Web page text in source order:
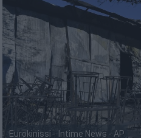
Eurokinissi - Intime News - AP